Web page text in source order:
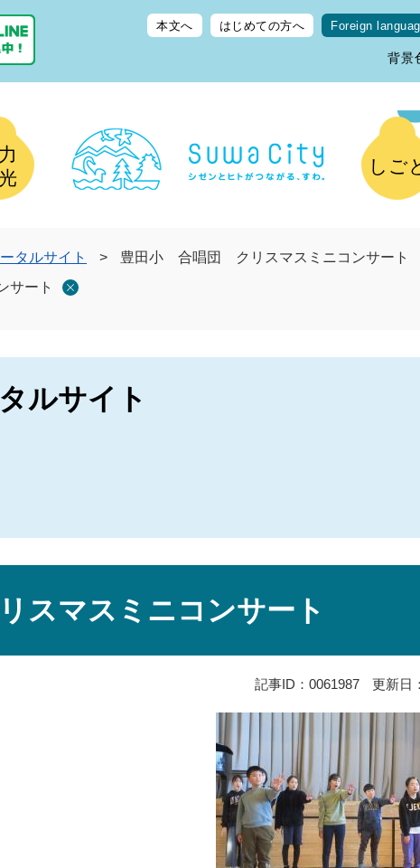
本文へ はじめての方へ Foreign
背景
しご
タルサイト >
豊田小 合唱団 クリスマスミニコンサート
サート
ルサイト
マスミニコンサート
記事ID：0061987 更新日